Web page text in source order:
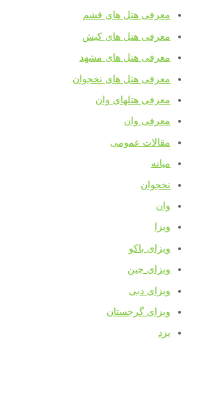
معرفی هتل های قشم
معرفی هتل های کیش
معرفی هتل های مشهد
معرفی هتل های نخجوان
معرفی هتلهای وان
معرفی وان
مقالات عمومی
میانه
نخجوان
وان
ویزا
ویزای باکو
ویزای چین
ویزای دبی
ویزای گرجستان
یزد